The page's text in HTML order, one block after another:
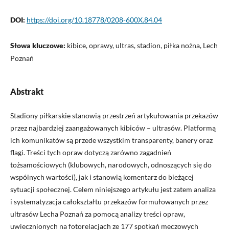
DOI: https://doi.org/10.18778/0208-600X.84.04
Słowa kluczowe: kibice, oprawy, ultras, stadion, piłka nożna, Lech
Poznań
Abstrakt
Stadiony piłkarskie stanowią przestrzeń artykułowania przekazów
przez najbardziej zaangażowanych kibiców – ultrasów. Platformą
ich komunikatów są przede wszystkim transparenty, banery oraz
flagi. Treści tych opraw dotyczą zarówno zagadnień
tożsamościowych (klubowych, narodowych, odnoszących się do
wspólnych wartości), jak i stanowią komentarz do bieżącej
sytuacji społecznej. Celem niniejszego artykułu jest zatem analiza
i systematyzacja całokształtu przekazów formułowanych przez
ultrasów Lecha Poznań za pomocą analizy treści opraw,
uwiecznionych na fotorelacjach ze 177 spotkań meczowych